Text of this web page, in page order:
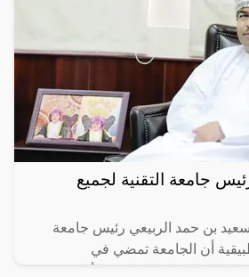
جامعة التقنية لجميع
سعيد بن حمد الربيعي رئيس جامعة
أن الجامعة تمضي في